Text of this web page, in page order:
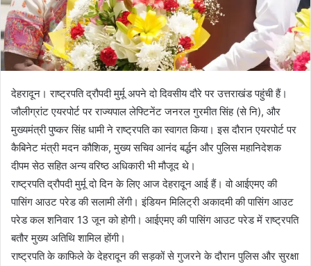
l
देहरादून। राष्ट्रपति द्रौपदी मुर्मू अपने दो दिवसीय दौरे पर उत्तराखंड पहुंची हैं।
जौलीग्रांट एयरपोर्ट पर राज्यपाल लेफ्टिनेंट जनरल गुरमीत सिंह (से नि), और
मुख्यमंत्री पुष्कर सिंह धामी ने राष्ट्रपति का स्वागत किया। इस दौरान एयरपोर्ट पर
कैबिनेट मंत्री मदन कौशिक, मुख्य सचिव आनंद बर्द्धन और पुलिस महानिदेशक
दीपम सेठ सहित अन्य वरिष्ठ अधिकारी भी मौजूद थे।
राष्ट्रपति द्रौपदी मुर्मू दो दिन के लिए आज देहरादून आई हैं। वो आईएमए की
पासिंग आउट परेड की सलामी लेंगी। इंडियन मिलिट्री अकादमी की पासिंग आउट
परेड कल शनिवार 13 जून को होगी। आईएमए की पासिंग आउट परेड में राष्ट्रपति
बतौर मुख्य अतिथि शामिल होंगी।
राष्ट्रपति के काफिले के देहरादून की सड़कों से गुजरने के दौरान पुलिस और सुरक्षा